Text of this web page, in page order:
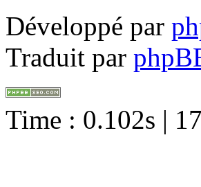
Développé par
Traduit par
Time : 0.102s |